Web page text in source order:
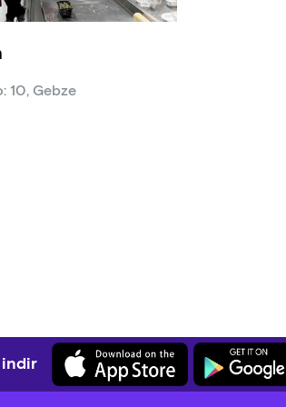
yoğunluğu), sütlaç (nişasta bağlama ve
10, Gebze
indir